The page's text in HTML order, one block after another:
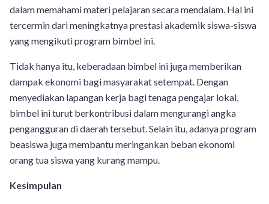
dalam memahami materi pelajaran secara mendalam. Hal ini
tercermin dari meningkatnya prestasi akademik siswa-siswa
yang mengikuti program bimbel ini.
Tidak hanya itu, keberadaan bimbel ini juga memberikan
dampak ekonomi bagi masyarakat setempat. Dengan
menyediakan lapangan kerja bagi tenaga pengajar lokal,
bimbel ini turut berkontribusi dalam mengurangi angka
pengangguran di daerah tersebut. Selain itu, adanya program
beasiswa juga membantu meringankan beban ekonomi
orang tua siswa yang kurang mampu.
Kesimpulan